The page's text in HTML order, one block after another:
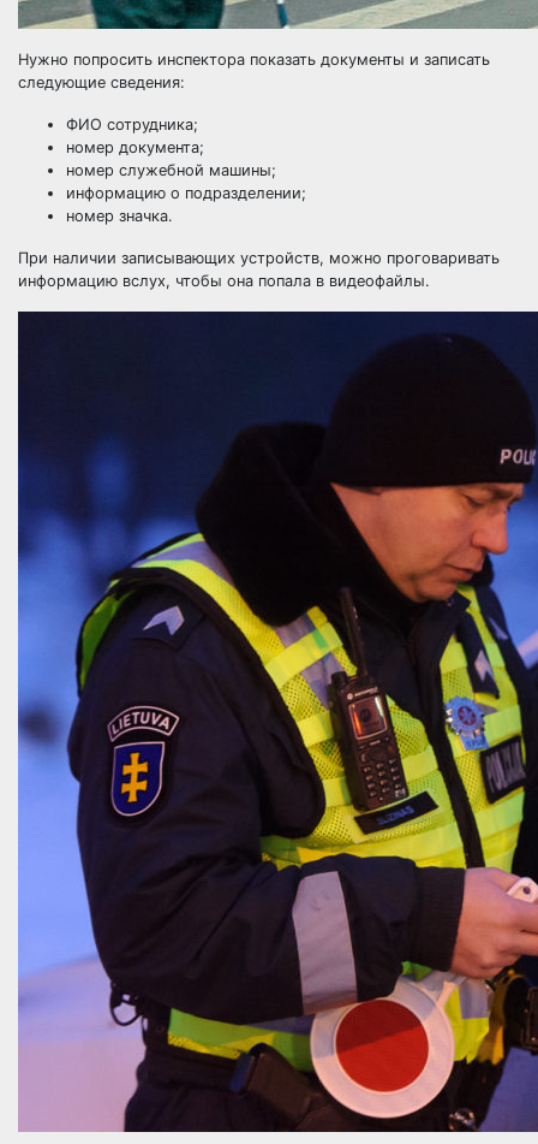
Нужно попросить инспектора показать документы и записать
следующие сведения:
ФИО сотрудника;
номер документа;
номер служебной машины;
информацию о подразделении;
номер значка.
При наличии записывающих устройств, можно проговаривать
информацию вслух, чтобы она попала в видеофайлы.